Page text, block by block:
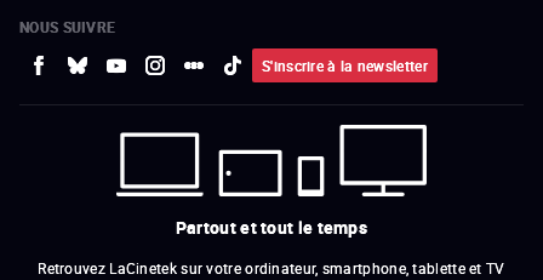
NOUS SUIVRE
S'inscrire à la newsletter
Partout et tout le temps
Retrouvez LaCinetek sur votre ordinateur, smartphone, tablette et TV